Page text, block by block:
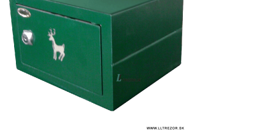
OSTATNÉ
Príslušenstvo
Skrine na klúče
Zákazková výroba
Kontakty